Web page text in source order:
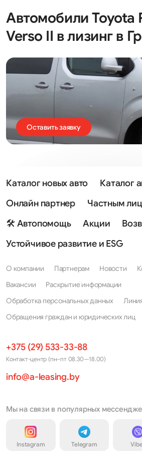
Автомобили Toyota
Verso II в лизинг в
Оставить заявку
Каталог новых авто
Каталог
Онлайн партнер
Частным
🛠 Автопомощь
Акции
Устойчивое развитие и ESG
О компании Партнерам Новости
Вакансии
Раскрытие информации
Обработка персональных данных
Обращения граждан и юридических лиц
+375 (29) 533-33-88
Контакт-центр (пн–пт 08.30—18.00)
info@a-leasing.by
Мы на связи в популярных
Instagram Telegram